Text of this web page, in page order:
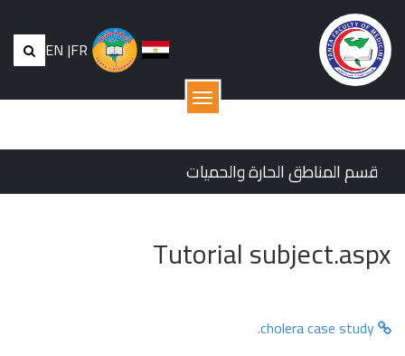
EN |FR
القائمة
قسم المناطق الحارة والحميات
Tutorial subject.aspx